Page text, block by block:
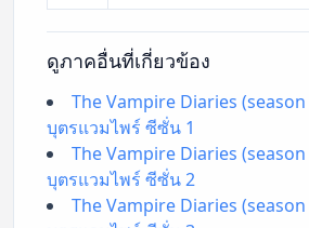
ดูภาคอื่นที่เกี่ยวข้อง
The Vampire Diaries
บุตรแวมไพร์ ซีซั่น 1
The Vampire Diaries
บุตรแวมไพร์ ซีซั่น 2
The Vampire Diaries